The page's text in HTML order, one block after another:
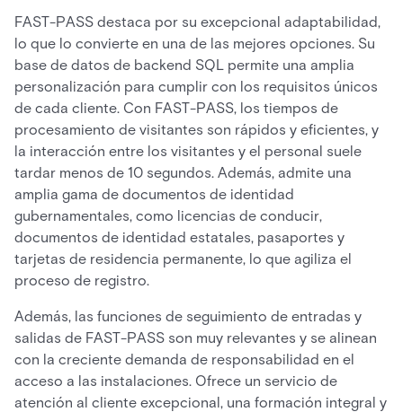
FAST-PASS destaca por su excepcional adaptabilidad,
lo que lo convierte en una de las mejores opciones. Su
base de datos de backend SQL permite una amplia
personalización para cumplir con los requisitos únicos
de cada cliente. Con FAST-PASS, los tiempos de
procesamiento de visitantes son rápidos y eficientes, y
la interacción entre los visitantes y el personal suele
tardar menos de 10 segundos. Además, admite una
amplia gama de documentos de identidad
gubernamentales, como licencias de conducir,
documentos de identidad estatales, pasaportes y
tarjetas de residencia permanente, lo que agiliza el
proceso de registro.
Además, las funciones de seguimiento de entradas y
salidas de FAST-PASS son muy relevantes y se alinean
con la creciente demanda de responsabilidad en el
acceso a las instalaciones. Ofrece un servicio de
atención al cliente excepcional, una formación integral y